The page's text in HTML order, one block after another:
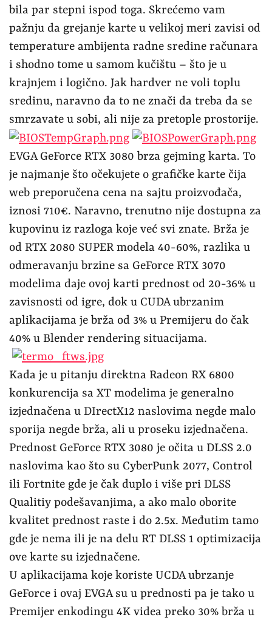
bila par stepni ispod toga. Skrećemo vam
pažnju da grejanje karte u velikoj meri zavisi od
temperature ambijenta radne sredine računara
i shodno tome u samom kučištu – što je u
krajnjem i logično. Jak hardver ne voli toplu
sredinu, naravno da to ne znači da treba da se
smrzavate u sobi, ali nije za pretople prostorije.
EVGA GeForce RTX 3080 brza gejming karta. To
je najmanje što očekujete o grafičke karte čija
web preporučena cena na sajtu proizvođača,
iznosi 710€. Naravno, trenutno nije dostupna za
kupovinu iz razloga koje već svi znate. Brža je
od RTX 2080 SUPER modela 40-60%, razlika u
odmeravanju brzine sa GeForce RTX 3070
modelima daje ovoj karti prednost od 20-36% u
zavisnosti od igre, dok u CUDA ubrzanim
aplikacijama je brža od 3% u Premijeru do čak
40% u Blender rendering situacijama.
Kada je u pitanju direktna Radeon RX 6800
konkurencija sa XT modelima je generalno
izjednačena u DIrectX12 naslovima negde malo
sporija negde brža, ali u proseku izjednačena.
Prednost GeForce RTX 3080 je očita u DLSS 2.0
naslovima kao što su CyberPunk 2077, Control
ili Fortnite gde je čak duplo i više pri DLSS
Qualitiy podešavanjima, a ako malo oborite
kvalitet prednost raste i do 2.5x. Međutim tamo
gde je nema ili je na delu RT DLSS 1 optimizacija
ove karte su izjednačene.
U aplikacijama koje koriste UCDA ubrzanje
GeForce i ovaj EVGA su u prednosti pa je tako u
Premijer enkodingu 4K videa preko 30% brža u